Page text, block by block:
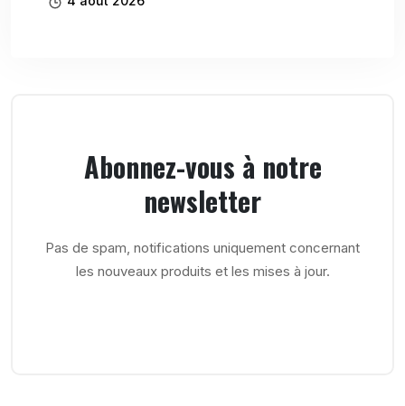
Abonnez-vous à notre
newsletter
Pas de spam, notifications uniquement concernant
les nouveaux produits et les mises à jour.